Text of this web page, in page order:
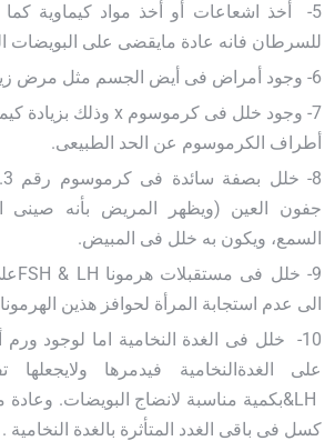
5-
أخذ اشعاعات أو أخذ مواد كيماوية
للسرطان فانه عادة مايقضى على البويضات
6- وجود أمراض فى أيض الجسم مثل مرض زيادة الجلاكتوز
7- وجود خلل فى كرموسوم
x وذلك بزيادة
أطراف الكرموسوم عن الحد الطبيعى.
جفون العين (ويظهر المريض بأنه
السمع، ويكون به خلل فى المبيض.
9- خلل فى مستقبلات هرمونا
FSH & LH
الى عدم استجابة المرأة لحوافز هذين
10-
خلل فى الغدة النخامية اما لوجود
على الغدةالنخامية فيدمرها ولايجعلها
&LHبكمية مناسبة لانضاج البويضات.
كسل فى باقى الغدد المتأثرة بالغدة النخامية .